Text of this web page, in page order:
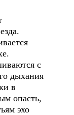
с
дыхания
в
опасть,
эхо